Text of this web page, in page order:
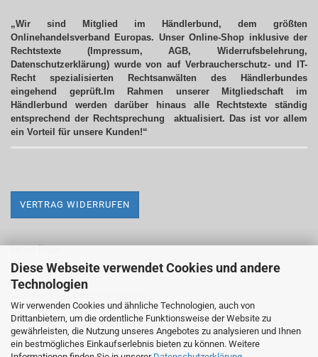
Diese Webseite verwendet Cookies und andere
Technologien
Wir verwenden Cookies und ähnliche Technologien, auch von
Drittanbietern, um die ordentliche Funktionsweise der Website zu
gewährleisten, die Nutzung unseres Angebotes zu analysieren und Ihnen
ein bestmögliches Einkaufserlebnis bieten zu können. Weitere
„Wir sind Mitglied im Händlerbund, dem größten
Onlinehandelsverband Europas. Unser Online-Shop inklusive der
Rechtstexte (Impressum, AGB, Widerrufsbelehrung,
Datenschutzerklärung) wurde von auf Verbraucherschutz- und IT-
Recht spezialisierten Rechtsanwälten des Händlerbundes
eingehend geprüft.Im Rahmen unserer Mitgliedschaft im
Händlerbund werden darüber hinaus alle Rechtstexte ständig
entsprechend der Rechtsprechung aktualisiert. Das ist vor allem
ein Vorteil für unsere Kunden!“
VERTRAG WIDERRUFEN
Impressum
Versand- & Zahlungsbedingungen
Widerrufsrecht & Widerrufsformular
AGB